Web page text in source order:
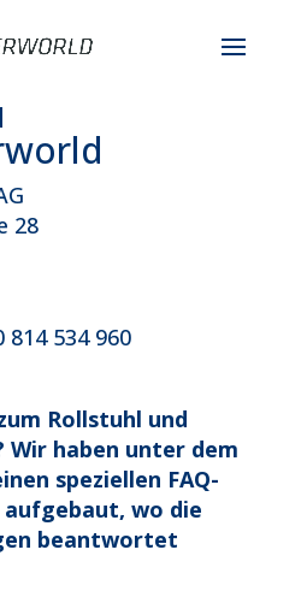
28
814 534 960
Rollstuhl und
haben unter dem
speziellen FAQ-
wo die
beantwortet